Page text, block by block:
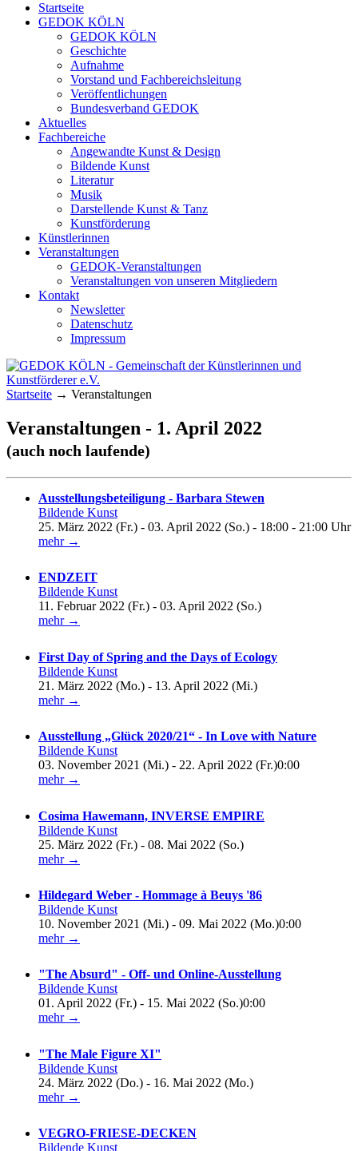
Startseite
GEDOK KÖLN
GEDOK KÖLN
Geschichte
Aufnahme
Vorstand und Fachbereichsleitung
Veröffentlichungen
Bundesverband GEDOK
Aktuelles
Fachbereiche
Angewandte Kunst & Design
Bildende Kunst
Literatur
Musik
Darstellende Kunst & Tanz
Kunstförderung
Künstlerinnen
Veranstaltungen
GEDOK-Veranstaltungen
Veranstaltungen von unseren Mitgliedern
Kontakt
Newsletter
Datenschutz
Impressum
GEDOK KÖLN
Gemeinschaft der Künstlerinnen und
Kunstförderer e.V.
Startseite → Veranstaltungen
Veranstaltungen - 1. April 2022
(auch noch laufende)
Ausstellungsbeteiligung - Barbara Stewen
Bildende Kunst
25. März 2022 (Fr.) - 03. April 2022 (So.) - 18:00 - 21:00 Uhr
mehr →
ENDZEIT
Bildende Kunst
11. Februar 2022 (Fr.) - 03. April 2022 (So.)
mehr →
First Day of Spring and the Days of Ecology
Bildende Kunst
21. März 2022 (Mo.) - 13. April 2022 (Mi.)
mehr →
Ausstellung „Glück 2020/21“ - In Love with Nature
Bildende Kunst
03. November 2021 (Mi.) - 22. April 2022 (Fr.)0:00
mehr →
Cosima Hawemann, INVERSE EMPIRE
Bildende Kunst
25. März 2022 (Fr.) - 08. Mai 2022 (So.)
mehr →
Hildegard Weber - Hommage à Beuys '86
Bildende Kunst
10. November 2021 (Mi.) - 09. Mai 2022 (Mo.)0:00
mehr →
"The Absurd" - Off- und Online-Ausstellung
Bildende Kunst
01. April 2022 (Fr.) - 15. Mai 2022 (So.)0:00
mehr →
"The Male Figure XI"
Bildende Kunst
24. März 2022 (Do.) - 16. Mai 2022 (Mo.)
mehr →
VEGRO-FRIESE-DECKEN
Bildende Kunst